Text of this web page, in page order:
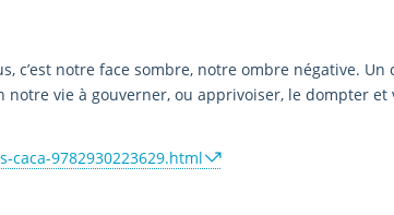
c’est notre face sombre, notre ombre négative. Un
vie à gouverner, ou apprivoiser, le dompter et
9782930223629.html